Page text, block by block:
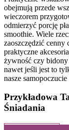
obejmują przede
wieczorem
odmierzyć porcję
smoothie. Wiele
zaoszczędzić
praktyczne
żywność czy
nawet jeśli jest to
nasze
Przykładowa
Śniadania